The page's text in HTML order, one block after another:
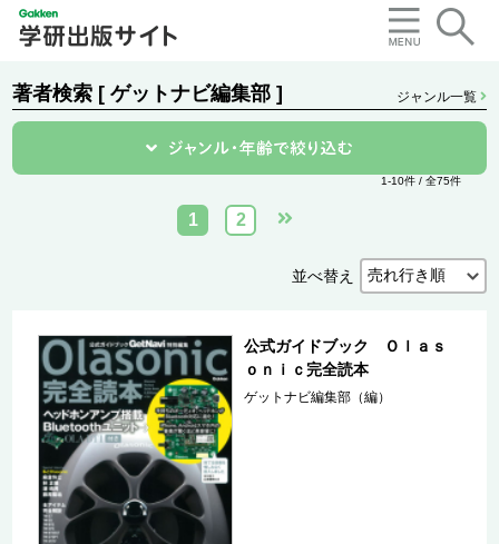
著者検索 [ ゲットナビ編集部 ] ジャンル一覧
1-10件 / 全75件
1 2
並べ替え
公式ガイドブック Ｏｌａｓ
ｏｎｉｃ完全読本
ゲットナビ編集部（編）